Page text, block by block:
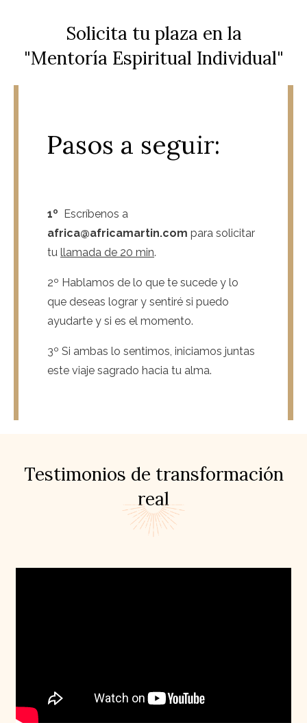
Solicita tu plaza en la
"Mentoría Espiritual Individual"
Pasos a seguir:
1º Escríbenos a
africa@africamartin.com para solicitar
tu llamada de 20 min.
2º Hablamos de lo que te sucede y lo
que deseas lograr y sentiré si puedo
ayudarte y si es el momento.
3º Si ambas lo sentimos, iniciamos juntas
este viaje sagrado hacia tu alma.
Testimonios de transformación
real